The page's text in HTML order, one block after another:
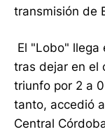
transmisión de
El "Lobo" llega
tras dejar en el
triunfo por 2 a
tanto, accedió
Central